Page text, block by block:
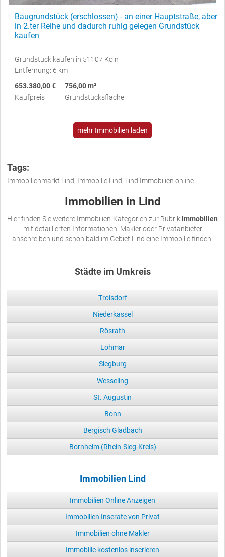
Baugrundstück (erschlossen) - an einer Hauptstraße, aber
in 2.ter Reihe und dadurch ruhig gelegen Grundstück
kaufen
Grundstück kaufen in 51107 Köln
Entfernung: 6 km
653.380,00 €
Kaufpreis
756,00 m²
Grundstücksfläche
mehr Immobilien laden
Tags:
Immobilienmarkt Lind, Immobilie Lind, Lind Immobilien online
Immobilien in Lind
Hier finden Sie weitere Immobilien-Kategorien zur Rubrik Immobilien
mit detaillierten Informationen. Makler oder Privatanbieter
anschreiben und schon bald im Gebiet Lind eine Immobilie finden.
Städte im Umkreis
Troisdorf
Niederkassel
Rösrath
Lohmar
Siegburg
Wesseling
St. Augustin
Bonn
Bergisch Gladbach
Bornheim (Rhein-Sieg-Kreis)
Immobilien Lind
Immobilien Online Anzeigen
Immobilien Inserate von Privat
Immobilien ohne Makler
Immobilie kostenlos inserieren